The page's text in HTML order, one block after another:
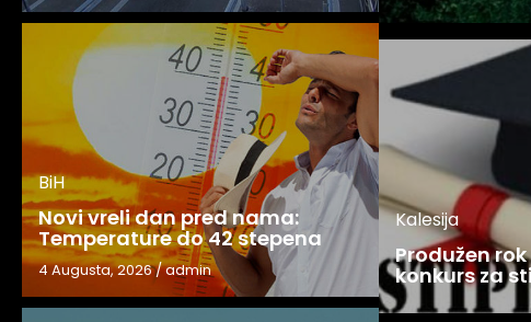
BiH
Novi vreli dan pred nama:
Temperature do 42 stepena
4 Augusta, 2026/admin
Kalesija
Produžen
konkurs za